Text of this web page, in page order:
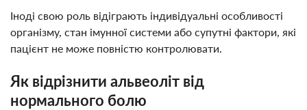
Іноді свою роль відіграють індивідуальні особливості
організму, стан імунної системи або супутні фактори, які
пацієнт не може повністю контролювати.
Як відрізнити альвеоліт від
нормального болю